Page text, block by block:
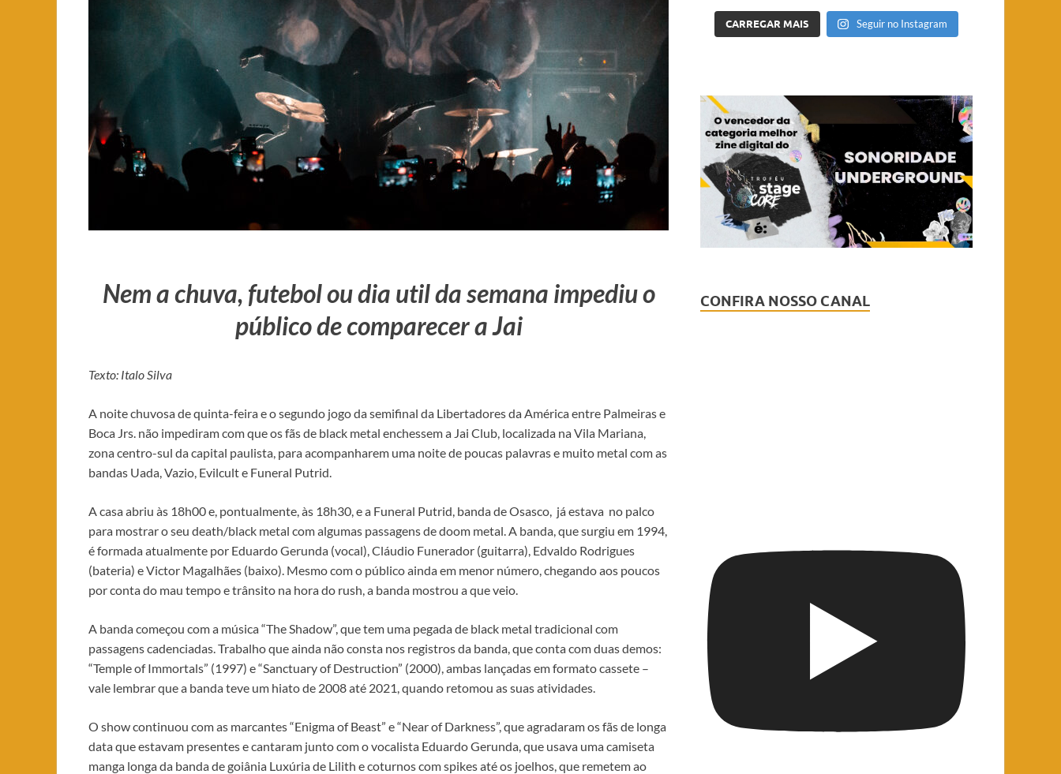
Nem a chuva, futebol ou dia util da semana impediu o
público de comparecer a Jai
Texto: Italo Silva
A noite chuvosa de quinta-feira e o segundo jogo da semifinal da Libertadores da América entre Palmeiras e
Boca Jrs. não impediram com que os fãs de black metal enchessem a Jai Club, localizada na Vila Mariana,
zona centro-sul da capital paulista, para acompanharem uma noite de poucas palavras e muito metal com as
bandas Uada, Vazio, Evilcult e Funeral Putrid.
A casa abriu às 18h00 e, pontualmente, às 18h30, e a Funeral Putrid, banda de Osasco, já estava no palco
para mostrar o seu death/black metal com algumas passagens de doom metal. A banda, que surgiu em 1994,
é formada atualmente por Eduardo Gerunda (vocal), Cláudio Funerador (guitarra), Edvaldo Rodrigues
(bateria) e Victor Magalhães (baixo). Mesmo com o público ainda em menor número, chegando aos poucos
por conta do mau tempo e trânsito na hora do rush, a banda mostrou a que veio.
A banda começou com a música “The Shadow”, que tem uma pegada de black metal tradicional com
passagens cadenciadas. Trabalho que ainda não consta nos registros da banda, que conta com duas demos:
“Temple of Immortals” (1997) e “Sanctuary of Destruction” (2000), ambas lançadas em formato cassete –
vale lembrar que a banda teve um hiato de 2008 até 2021, quando retomou as suas atividades.
O show continuou com as marcantes “Enigma of Beast” e “Near of Darkness”, que agradaram os fãs de longa
data que estavam presentes e cantaram junto com o vocalista Eduardo Gerunda, que usava uma camiseta
manga longa da banda de goiânia Luxúria de Lilith e coturnos com spikes até os joelhos, que remetem ao
CARREGAR MAIS Seguir no Instagram
CONFIRA NOSSO CANAL